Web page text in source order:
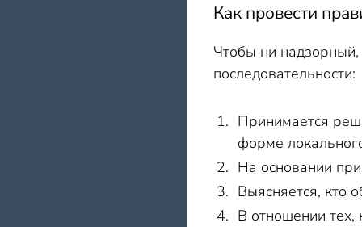
Как провести
Чтобы ни
последовательности:
Принимается
форме
На основании
Выясняется, кто
В отношении тех,